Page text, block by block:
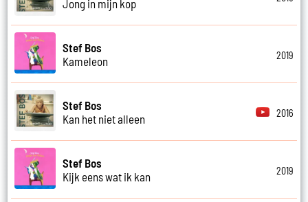
Jong in mijn kop
Stef Bos
Kameleon
2019
Stef Bos
Kan het niet alleen
2016
Stef Bos
Kijk eens wat ik kan
2019